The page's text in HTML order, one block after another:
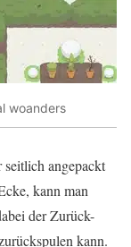
woanders
angepackt
kann man
der Zurück-
kann.